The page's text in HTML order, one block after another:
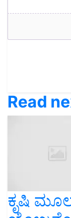
Read
ಕೃಷಿ